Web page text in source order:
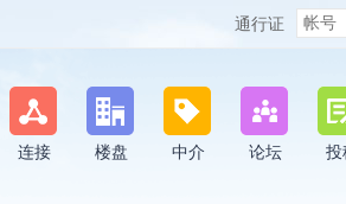
通行证
连接 楼盘 中介 论坛 投